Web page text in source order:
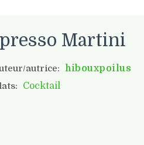
Martini
autrice: hibouxpoilus
Cocktail